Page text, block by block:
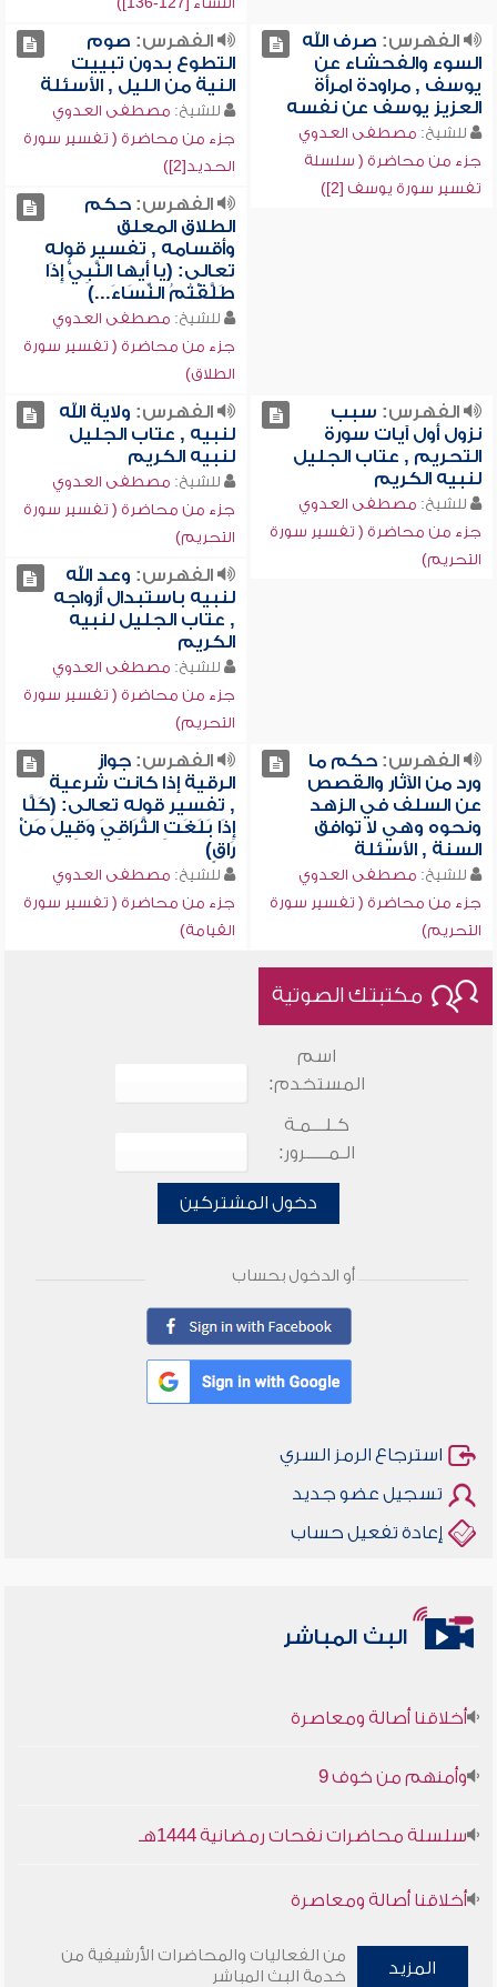
الفهرس: صرف الله
السوء والفحشاء عن
يوسف , مراودة امرأة
العزيز يوسف عن نفسه
للشيخ: مصطفى العدوي
جزء من محاضرة ( سلسلة
تفسير سورة يوسف [2])
الفهرس: صوم
التطوع بدون تبييت
النية من الليل , الأسئلة
للشيخ: مصطفى العدوي
جزء من محاضرة ( تفسير سورة
الحديد[2])
الفهرس:حكم
الطلاق المعلق
وأقسامه , تفسير قوله
تعالى: (يا أيها النَّبِيُّ إِذَا
طَلَّقْتُمُ النِّسَاءَ...)
للشيخ: مصطفى العدوي
جزء من محاضرة ( تفسير سورة
الطلاق)
الفهرس: سبب
نزول أول آيات سورة
التحريم , عتاب الجليل
لنبيه الكريم
للشيخ: مصطفى العدوي
جزء من محاضرة ( تفسير سورة
التحريم)
الفهرس: ولاية الله
لنبيه , عتاب الجليل
لنبيه الكريم
للشيخ: مصطفى العدوي
جزء من محاضرة ( تفسير سورة
التحريم)
الفهرس: وعد الله
لنبيه باستبدال أزواجه
, عتاب الجليل لنبيه
الكريم
للشيخ: مصطفى العدوي
جزء من محاضرة ( تفسير سورة
التحريم)
الفهرس:حكم ما
ورد من الآثار والقصص
عن السلف في الزهد
ونحوه وهي لا توافق
السنة , الأسئلة
للشيخ: مصطفى العدوي
جزء من محاضرة ( تفسير سورة
التحريم)
الفهرس:جواز
الرقية إذا كانت شرعية
, تفسير قوله تعالى: (كَلَّا
إِذَا بَلَغَتِ التَّرَاقِيَ وَقِيلَ مَنْ
رَاقٍ)
للشيخ: مصطفى العدوي
جزء من محاضرة ( تفسير سورة
القيامة)
مكتبتك الصوتية
اسم
المستخدم:
كـلـــمـة
الـمـــــرور:
دخول المشتركين
أو الدخول بحساب
استرجاع الرمز السري
تسجيل عضو جديد
إعادة تفعيل حساب
البث المباشر
أخلاقنا أصالة ومعاصرة
وأمنهم من خوف 9
أخلاقنا أصالة ومعاصرة
وأمنهم من خوف 9
المزيد
من الفعاليات والمحاضرات الأرشيفية من
خدمة البث المباشر